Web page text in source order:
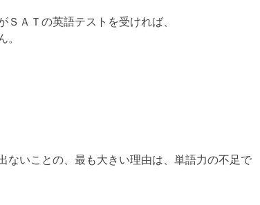
ＳＡＴの英語テストを受ければ、
。
ないことの、最も大きい理由は、単語力の不足で